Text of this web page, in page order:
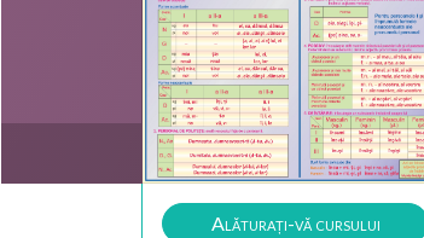
Alăturați-vă cursului